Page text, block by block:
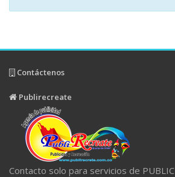
Contáctenos
Publirecreate
Contacto solo para servicios de